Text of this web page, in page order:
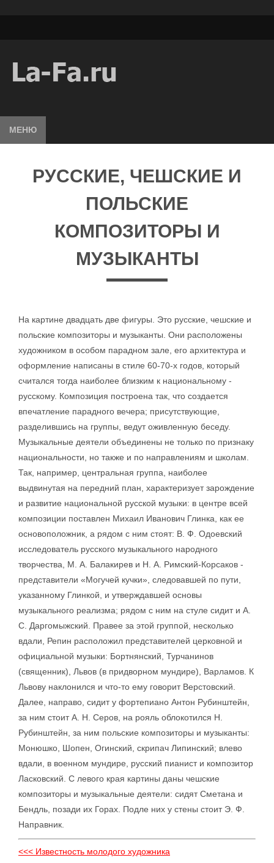
МЕНЮ
РУССКИЕ, ЧЕШСКИЕ И
ПОЛЬСКИЕ
КОМПОЗИТОРЫ И
МУЗЫКАНТЫ
На картине двадцать две фигуры. Это русские, чешские и
польские композиторы и музыканты. Они расположены
художником в особом парадном зале, его архитектура и
оформление написаны в стиле 60-70-х годов, который
считался тогда наиболее близким к национальному -
русскому. Композиция построена так, что создается
впечатление парадного вечера; присутствующие,
разделившись на группы, ведут оживленную беседу.
Музыкальные деятели объединены не только по признаку
национальности, но также и по направлениям и школам.
Так, например, центральная группа, наиболее
выдвинутая на передний план, характеризует зарождение
и развитие национальной русской музыки: в центре всей
композиции поставлен Михаил Иванович Глинка, как ее
основоположник, а рядом с ним стоят: В. Ф. Одоевский
исследователь русского музыкального народного
творчества, М. А. Балакирев и Н. А. Римский-Корсаков -
представители «Могучей кучки», следовавшей по пути,
указанному Глинкой, и утверждавшей основы
музыкального реализма; рядом с ним на стуле сидит и А.
С. Даргомыжский. Правее за этой группой, несколько
вдали, Репин расположил представителей церковной и
официальной музыки: Бортнянский, Турчанинов
(священник), Львов (в придворном мундире), Варламов. К
Львову наклонился и что-то ему говорит Верстовский.
Далее, направо, сидит у фортепиано Антон Рубинштейн,
за ним стоит А. Н. Серов, на рояль облокотился Н.
Рубинштейн, за ним польские композиторы и музыканты:
Монюшко, Шопен, Огинский, скрипач Липинский; влево
вдали, в военном мундире, русский пианист и композитор
Ласковский. С левого края картины даны чешские
композиторы и музыкальные деятели: сидят Сметана и
Бендль, позади их Горах. Подле них у стены стоит Э. Ф.
Направник.
<<< Известность молодого художника